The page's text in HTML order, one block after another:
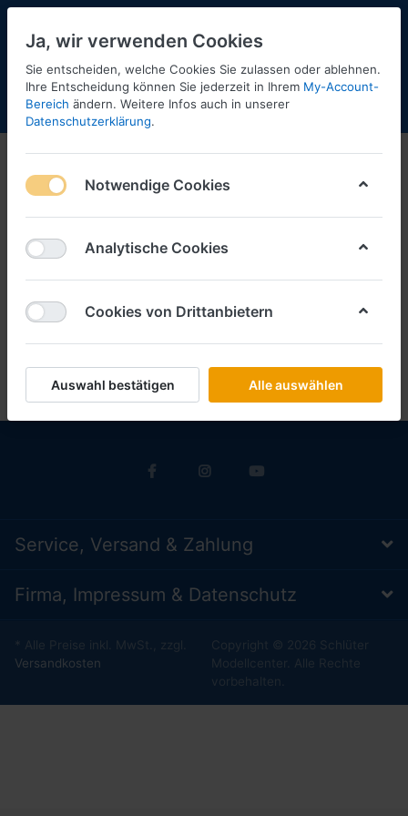
Menü Anmelden Shopaktualisierung
Vorbestellungen
Service, Versand & Zahlung
Firma, Impressum & Datenschutz
* Alle Preise inkl. MwSt., zzgl.
Versandkosten
Copyright © 2026 Schlüter
Modellcenter. Alle Rechte
vorbehalten.
Ja, wir verwenden Cookies
Sie entscheiden, welche Cookies Sie zulassen oder ablehnen.
Ihre Entscheidung können Sie jederzeit in Ihrem My-Account-
Bereich ändern. Weitere Infos auch in unserer
Datenschutzerklärung.
Notwendige Cookies
Analytische Cookies
Cookies von Drittanbietern
Auswahl bestätigen Alle auswählen